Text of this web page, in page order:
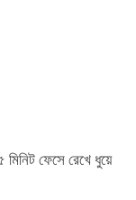
ফেসে রেখে ধুয়ে